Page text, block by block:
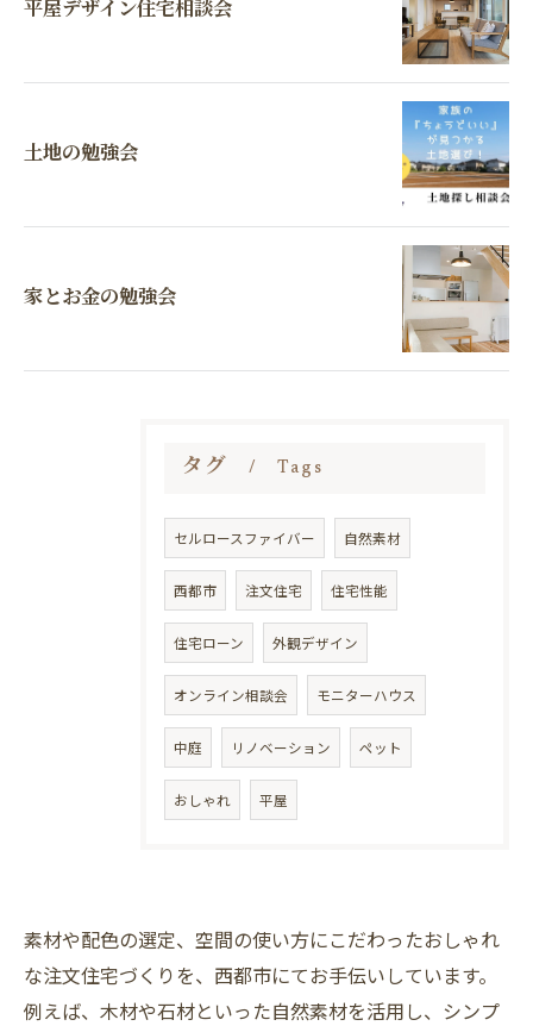
平屋デザイン住宅相談会
土地の勉強会
家とお金の勉強会
タグ Tags
セルロースファイバー 自然素材
西都市 注文住宅 住宅性能
住宅ローン 外観デザイン
オンライン相談会 モニターハウス
中庭 リノベーション ペット
おしゃれ 平屋
素材や配色の選定、空間の使い方にこだわったおしゃれ
な注文住宅づくりを、西都市にてお手伝いしています。
例えば、木材や石材といった自然素材を活用し、シンプ